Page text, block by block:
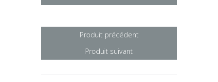
Produit précédent
Produit suivant